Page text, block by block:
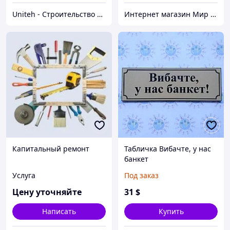
Uniteh - Строительство и ремонт Интернет магазин Мир стендов. Товары из Украины
Капитальный ремонт
Услуга
Цену уточняйте
Написать
Табличка Вибачте, у нас
банкет
Под заказ
31 $
Купить